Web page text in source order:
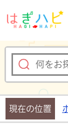
現在の位置